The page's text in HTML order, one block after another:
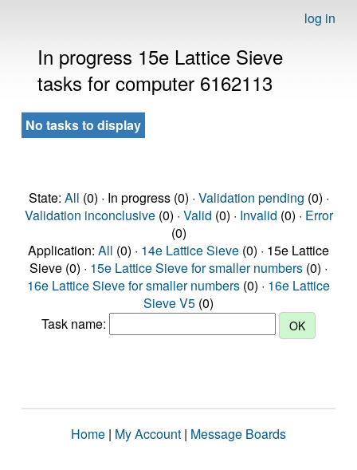
log in
In progress 15e Lattice Sieve
tasks for computer 6162113
No tasks to display
State: All (0) · In progress (0) · Validation pending (0) ·
Validation inconclusive(0) · Valid (0) · Invalid (0) · Error
(0)
Application: All (0) · 14e Lattice Sieve (0) · 15e Lattice
Sieve (0) · 15e Lattice Sieve for smaller numbers (0) ·
16e Lattice Sieve for smaller numbers (0) · 16e Lattice
Sieve V5 (0)
Task name:
Home | My Account | Message Boards